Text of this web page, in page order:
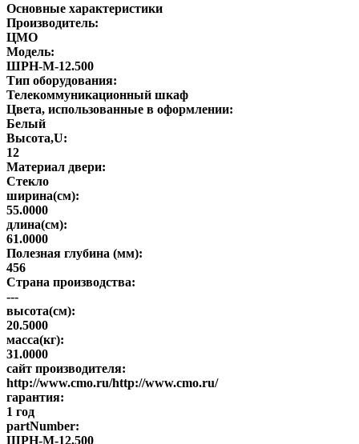
Основные характеристики
Производитель:
ЦМО
Модель:
ШРН-М-12.500
Тип оборудования:
Телекоммуникационный шкаф
Цвета, использованные в оформлении:
Белый
Высота,U:
12
Материал двери:
Стекло
ширина(см):
55.0000
длина(см):
61.0000
Полезная глубина (мм):
456
Страна производства:
---
высота(см):
20.5000
масса(кг):
31.0000
сайт производителя:
http://www.cmo.ru/http://www.cmo.ru/
гарантия:
1 год
partNumber:
ШРН-М-12.500